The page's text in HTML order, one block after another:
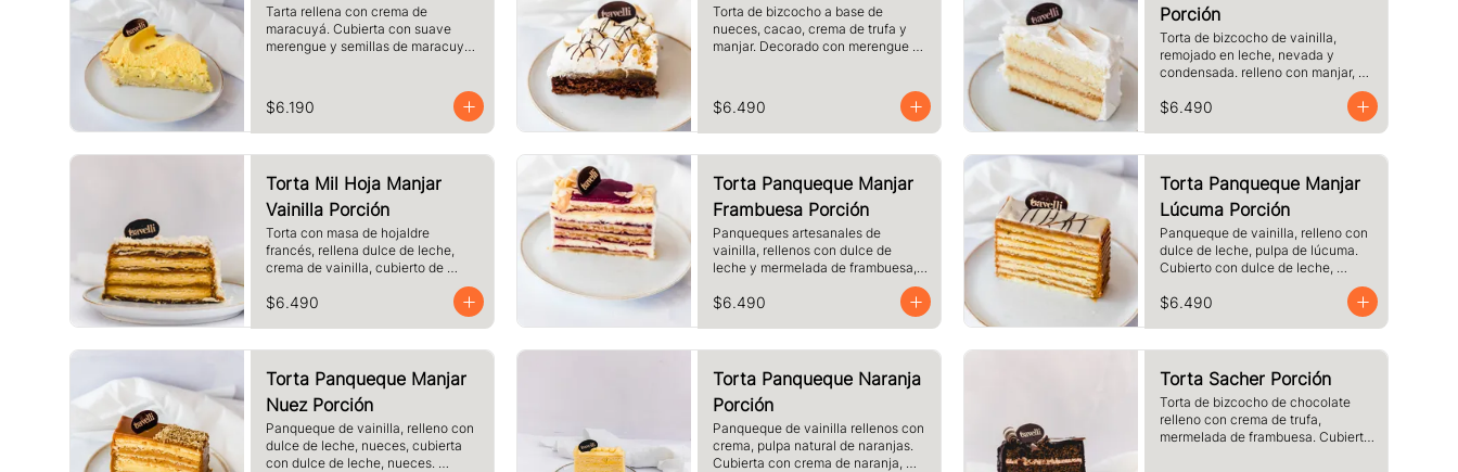
Tarta rellena con crema de
maracuyá. Cubierta con suave
merengue y semillas de maracuyá.
$6.190
Torta de bizcocho a base de
nueces, cacao, crema de trufa y
manjar. Decorado con merengue y
$6.490
Porción
Torta de bizcocho de vainilla,
remojado en leche, nevada y
condensada. relleno con manjar,
cubierto de merengue. tamaño a
elección.
$6.490
Torta Mil Hoja Manjar
Vainilla Porción
Torta con masa de hojaldre
francés, rellena dulce de leche,
crema de vainilla, cubierto de
elección.
$6.490
Torta Panqueque Manjar
Frambuesa Porción
Panqueques artesanales de
vainilla, rellenos con dulce de
leche y mermelada de frambuesa,
blanco y almendras laminadas
$6.490
Torta Panqueque Manjar
Lúcuma Porción
Panqueque de vainilla, relleno con
dulce de leche, pulpa de lúcuma.
Cubierto con dulce de leche,
elección.
$6.490
Torta Panqueque Manjar
Nuez Porción
Panqueque de vainilla, relleno con
dulce de leche, nueces, cubierta
con dulce de leche, nueces.
Torta Panqueque Naranja
Porción
Panqueque de vainilla rellenos con
crema, pulpa natural de naranjas.
Cubierta con crema de naranja,
Torta Sacher Porción
Torta de bizcocho de chocolate
relleno con crema de trufa,
mermelada de frambuesa. Cubierta